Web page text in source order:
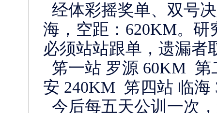
经体彩摇奖单、双号
海，空距：620KM。
必须站站跟单，遗漏者
笫一站 罗源 60KM
安 240KM 笫四站 临
今后每五天公训一次